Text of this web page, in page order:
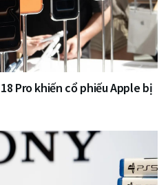
Pro khiến cổ phiếu Apple bị